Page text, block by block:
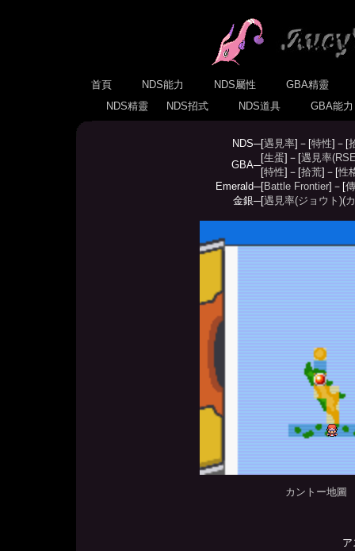
首頁 NDS能力 NDS屬性
GBA精靈
NDS精靈
NDS招式 NDS道具 GBA能
NDS─[遇見率]－[特性]－[
GBA─
[生蛋]－[遇見率
[特性]－[拾荒]－[性
Emerald─[Battle Frontier]－[
金銀─[遇見率(ジョウト)(
カントー地圖